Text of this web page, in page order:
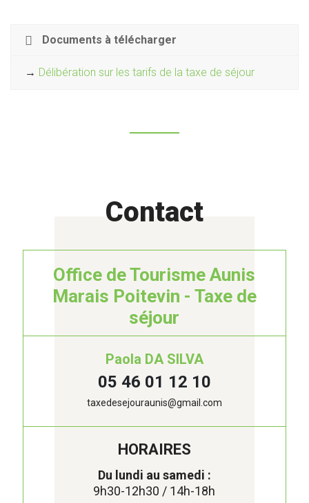
Documents à télécharger
→ Délibération sur les tarifs de la taxe de séjour
Contact
Office de Tourisme Aunis
Marais Poitevin - Taxe de
séjour
Paola DA SILVA
05 46 01 12 10
taxedesejouraunis@gmail.com
HORAIRES
Du lundi au samedi :
9h30-12h30 / 14h-18h